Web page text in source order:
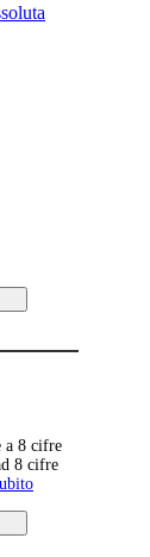
a 8 cifre
8 cifre